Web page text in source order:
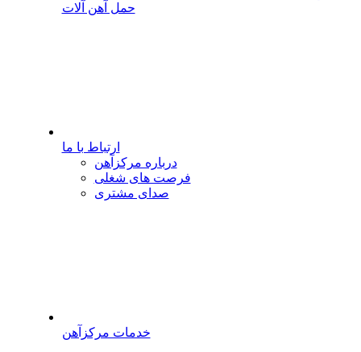
حمل آهن آلات
ارتباط با ما
درباره مرکزآهن
فرصت های شغلی
صدای مشتری
خدمات مرکزآهن